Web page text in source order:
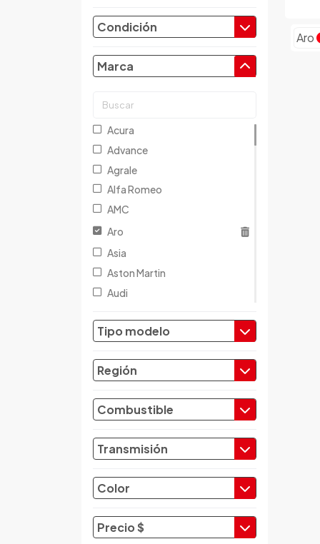
Condición
Marca
Acura
Advance
Agrale
Alfa Romeo
AMC
Aro
Asia
Aston Martin
Audi
Baic
Bentley
Brilliance
Byd
Chana
Changfeng
Tipo modelo
Región
Combustible
Transmisión
Color
Precio $
Aro